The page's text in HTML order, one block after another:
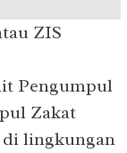
ZIS
Pengumpul
Zakat
lingkungan